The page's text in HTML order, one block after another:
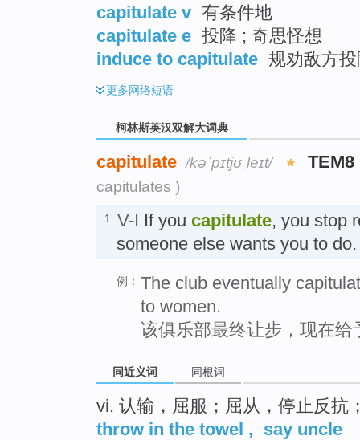
capitulate v 有条件地
capitulate e 投降 ; 奇思怪想
induce to capitulate 规劝敌方
更多网络短语
柯林斯英汉双解大词典
capitulate /kəˈpɪtjʊˌleɪt/ TEM8
capitulates )
1. V-I If you capitulate, you stop
someone else wants you to
例： The club eventually
to women.
该俱乐部最终让步，现在给
同近义词 同根词
vi. 认输，屈服；屈从，停止反抗
throw in the towel , say uncle